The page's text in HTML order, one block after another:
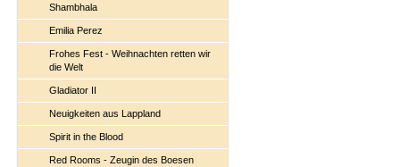
Shambhala
Emilia Perez
Frohes Fest - Weihnachten retten wir
die Welt
Gladiator II
Neuigkeiten aus Lappland
Spirit in the Blood
Red Rooms - Zeugin des Boesen